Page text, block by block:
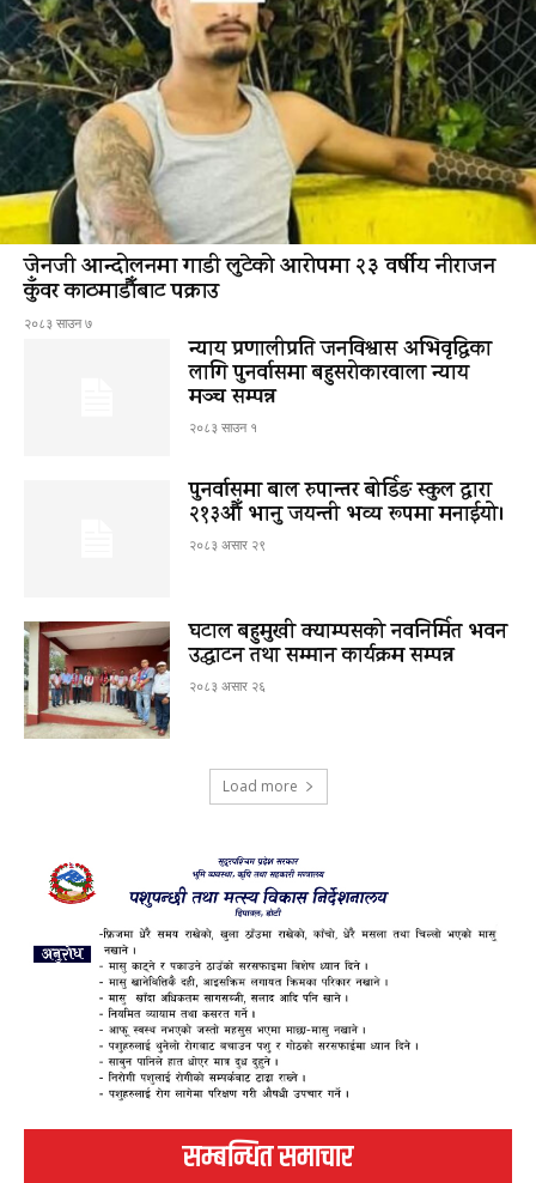
जेनजी आन्दोलनमा गाडी लुटेको आरोपमा २३ वर्षीय नीराजन
कुँवर काठमाडौँबाट पक्राउ
२०८३ साउन ७
न्याय प्रणालीप्रति जनविश्वास अभिवृद्धिका
लागि पुनर्वासमा बहुसरोकारवाला न्याय
मञ्च सम्पन्न
२०८३ साउन १
पुनर्वासमा बाल रुपान्तर बोर्डिङ स्कुल द्धारा
२१३औँ भानु जयन्ती भव्य रूपमा मनाईयो।
२०८३ असार २९
घटाल बहुमुखी क्याम्पसको नवनिर्मित भवन
उद्घाटन तथा सम्मान कार्यक्रम सम्पन्न
२०८३ असार २६
Load more
सम्बन्धित समाचार